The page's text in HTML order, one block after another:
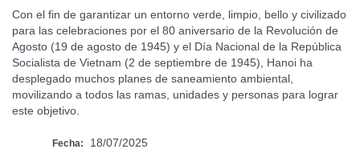
Con el fin de garantizar un entorno verde, limpio, bello y civilizado
para las celebraciones por el 80 aniversario de la Revolución de
Agosto (19 de agosto de 1945) y el Día Nacional de la República
Socialista de Vietnam (2 de septiembre de 1945), Hanoi ha
desplegado muchos planes de saneamiento ambiental,
movilizando a todos las ramas, unidades y personas para lograr
este objetivo.
Fecha: 18/07/2025